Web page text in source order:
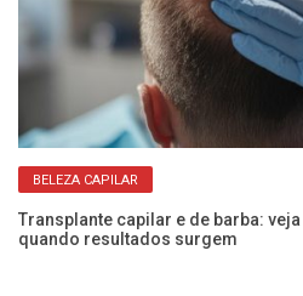
BELEZA CAPILAR
Transplante capilar e de barba:
quando resultados surgem